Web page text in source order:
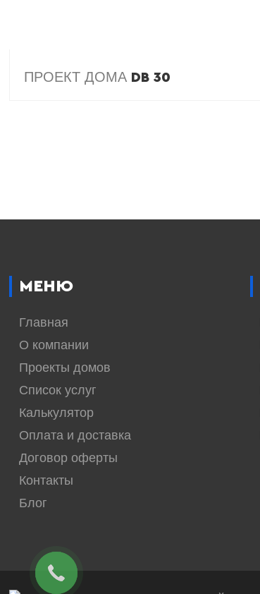
ПРОЕКТ ДОМА DB 30
МЕНЮ
Главная
О компании
Проекты домов
Список услуг
Калькулятор
Оплата и доставка
Договор оферты
Контакты
Блог